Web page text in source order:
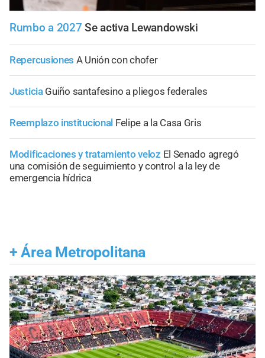
Rumbo a 2027 Se activa Lewandowski
Repercusiones A Unión con chofer
Justicia Guiño santafesino a pliegos federales
Reemplazo institucional Felipe a la Casa Gris
Modificaciones y tratamiento veloz El Senado agregó
una comisión de seguimiento y control a la ley de
emergencia hídrica
+ Área Metropolitana